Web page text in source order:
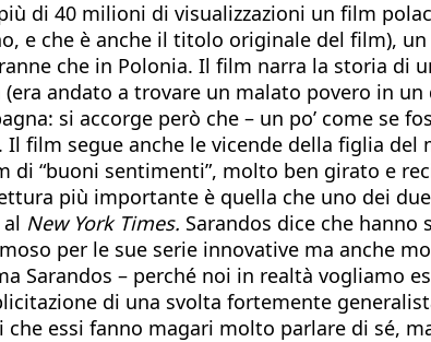
di 40 milioni di visualizzazioni un film
e che è anche il titolo originale del film),
che in Polonia. Il film narra la storia di
andato a trovare un malato povero in
si accorge però che – un po’ come se
film segue anche le vicende della figlia
di “buoni sentimenti”, molto ben girato e
più importante è quella che uno dei
New York Times. Sarandos dice che
per le sue serie innovative ma anche
– perché noi in realtà vogliamo
di una svolta fortemente
essi fanno magari molto parlare di sé,